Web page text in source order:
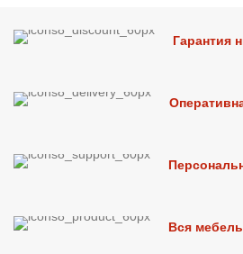
Гарантия
Вся